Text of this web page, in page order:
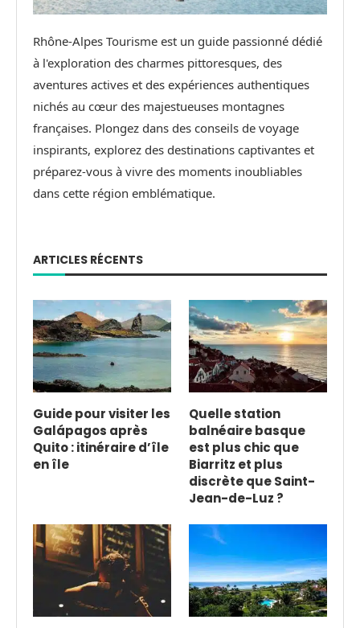
Rhône-Alpes Tourisme est un guide passionné dédié
à l'exploration des charmes pittoresques, des
aventures actives et des expériences authentiques
nichés au cœur des majestueuses montagnes
françaises. Plongez dans des conseils de voyage
inspirants, explorez des destinations captivantes et
préparez-vous à vivre des moments inoubliables
dans cette région emblématique.
ARTICLES RÉCENTS
Guide pour visiter les
Galápagos après
Quito : itinéraire d’île
en île
Quelle station
balnéaire basque
est plus chic que
Biarritz et plus
discrète que Saint-
Jean-de-Luz ?